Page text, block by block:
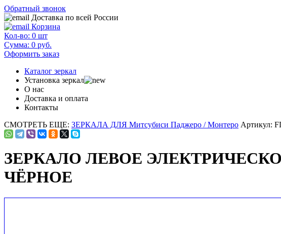
Обратный звонок
Доставка по всей России
Корзина
Кол-во: 0 шт
Сумма: 0 руб.
Оформить заказ
Каталог зеркал
Установка зеркал
О нас
Доставка и оплата
Контакты
СМОТРЕТЬ ЕЩЕ: ЗЕРКАЛА ДЛЯ Митсубиси Паджеро / Монтеро Артикул:
ЗЕРКАЛО ЛЕВОЕ
ЧЁРНОЕ